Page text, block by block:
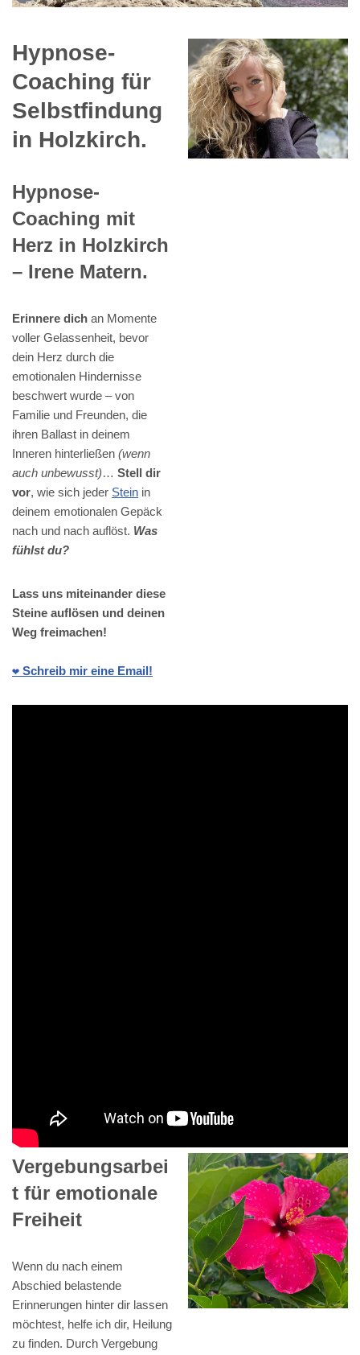
Hypnose-
Coaching für
Selbstfindung
in Holzkirch.
Hypnose-
Coaching mit
Herz in Holzkirch
– Irene Matern.
Erinnere dich an Momente
voller Gelassenheit, bevor
dein Herz durch die
emotionalen Hindernisse
beschwert wurde – von
Familie und Freunden, die
ihren Ballast in deinem
Inneren hinterließen (wenn
auch unbewusst)… Stell dir
vor, wie sich jeder Stein in
deinem emotionalen Gepäck
nach und nach auflöst. Was
fühlst du?
Lass uns miteinander diese
Steine auflösen und deinen
Weg freimachen!
❤️ Schreib mir eine Email!
Vergebungsarbei
t für emotionale
Freiheit
Wenn du nach einem
Abschied belastende
Erinnerungen hinter dir lassen
möchtest, helfe ich dir, Heilung
zu finden. Durch Vergebung